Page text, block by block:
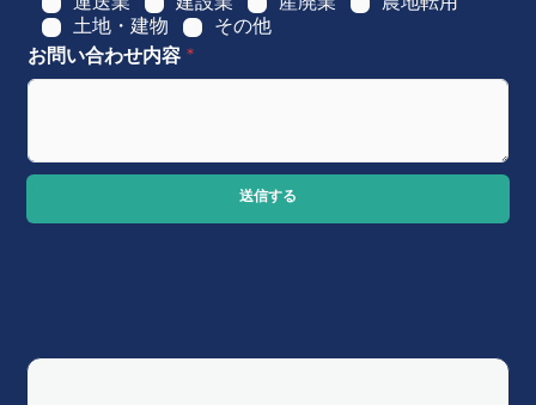
土地・建物
その他
お問い合わせ内容*
送信する